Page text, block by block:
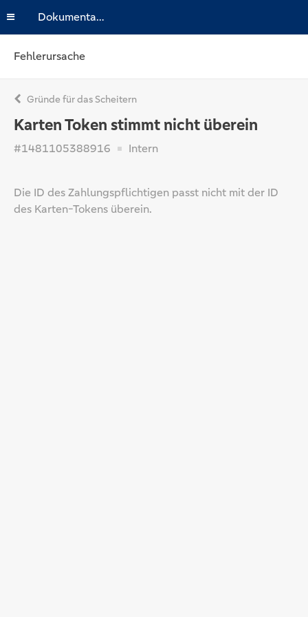
Dokumentation
Fehlerursache
Gründe für das Scheitern
Karten Token stimmt nicht überein
#1481105388916 Intern
Die ID des Zahlungspflichtigen passt nicht mit der ID
des Karten-Tokens überein.